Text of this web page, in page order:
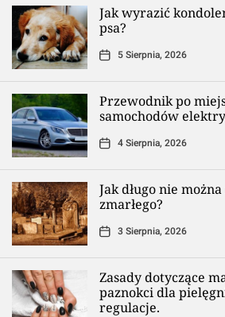
Jak wyrazić
psa?
5 Sierpnia, 2026
Przewodnik po
samochodów
4 Sierpnia, 2026
Jak długo nie
zmarłego?
3 Sierpnia, 2026
Zasady dotyczące
paznokci dla
regulacje.